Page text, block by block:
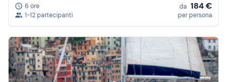
6 ore
1-12 partecipanti
da 184 €
per persona